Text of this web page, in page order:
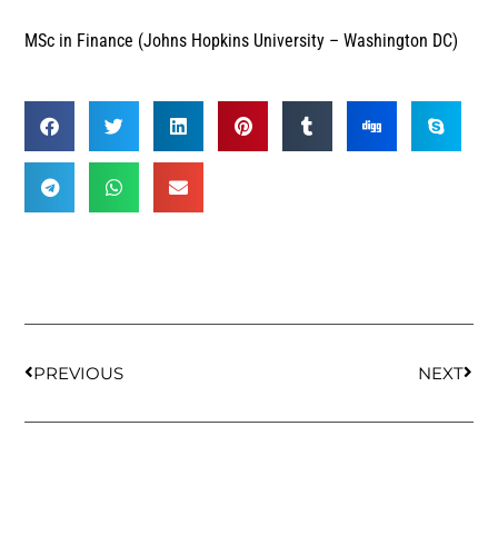
MSc in Finance (Johns Hopkins University – Washington DC)
PREVIOUS NEXT